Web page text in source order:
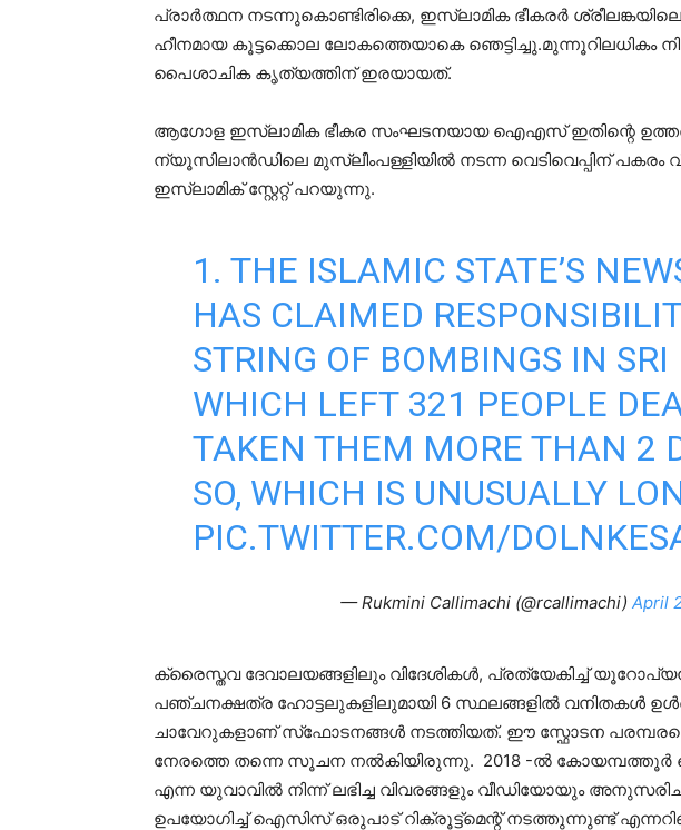
പ്രാര്‍ത്ഥന നടന്നുകൊണ്ടിരിക്കെ, ഇസ്ലാമിക ഭീകരര്‍
ഹീനമായ കൂട്ടക്കൊല ലോകത്തെയാകെ ഞെട്ടിച്ചു.മുന്നൂറിലധികം
പൈശാചിക കൃത്യത്തിന് ഇരയായത്.
ആഗോള ഇസ്ലാമിക ഭീകര സംഘടനയായ ഐഎസ് ഇതിന്റെ
ന്യൂസിലാന്‍ഡിലെ മുസ്ലീംപള്ളിയില്‍ നടന്ന വെടിവെപ്പിന് പകരം
ഇസ്ലാമിക് സ്റ്റേറ്റ് പറയുന്നു.
1. THE ISLAMIC STATE’S
HAS CLAIMED
STRING OF BOMBINGS IN
WHICH LEFT 321 PEOPLE
TAKEN THEM MORE THAN 2
SO, WHICH IS UNUSUALLY
PIC.TWITTER.COM/
— Rukmini Callimachi (@rcallimachi) April
ക്രൈസ്തവ ദേവാലയങ്ങളിലും വിദേശികള്‍, പ്രത്യേകിച്ച്
പഞ്ചനക്ഷത്ര ഹോട്ടലുകളിലുമായി 6 സ്ഥലങ്ങളിൽ വനിതകള്‍
ചാവേറുകളാണ് സ്‌ഫോടനങ്ങൾ നടത്തിയത്. ഈ സ്ഫോടന പരമ്പരയെ
നേരത്തെ തന്നെ സൂചന നൽകിയിരുന്നു. 2018 -ൽ കോയമ്പത്തൂർ
എന്ന യുവാവിൽ നിന്ന് ലഭിച്ച വിവരങ്ങളും വീഡിയോയും
ഉപയോഗിച്ച് ഐസിസ് ഒരുപാട് റിക്രൂട്ട്മെന്റ് നടത്തുന്നുണ്ട്